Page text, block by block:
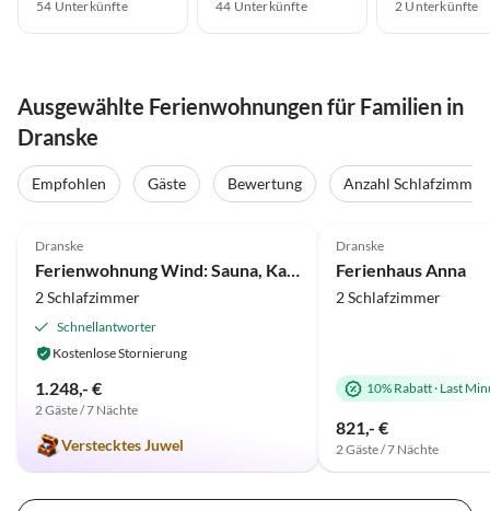
54 Unterkünfte 44 Unterkünfte 2 Unterkünfte
Ausgewählte Ferienwohnungen für Familien in
Dranske
Empfohlen Gäste Bewertung Anzahl Schlafzimmer
Dranske
2 Schlafzimmer
Schnellantworter
Kostenlose Stornierung
1.248,- €
2 Gäste / 7 Nächte
Verstecktes Juwel
Dranske
Ferienhaus Anna
2 Schlafzimmer
10% Rabatt· Last
821,- €
2 Gäste / 7 Nächte